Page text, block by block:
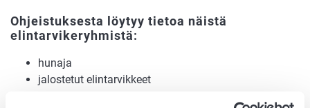
Ohjeistuksesta löytyy tietoa näistä
elintarvikeryhmistä:
hunaja
jalostetut elintarvikkeet